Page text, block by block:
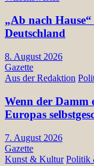
„Ab nach
Deutschland
8. August 2026
Gazette
Aus der Redaktion
Wenn der Damm
Europas
7. August 2026
Gazette
Kunst & Kultur Politik